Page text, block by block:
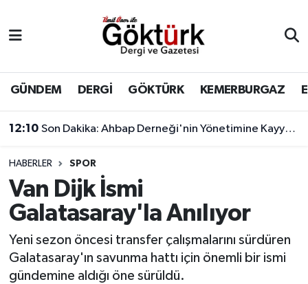
GÜNDEM DERGİ GÖKTÜRK KEMERBURGAZ
12:10 Son Dakika: Ahbap Derneği'nin Yönetimine Kayyum Atandı
HABERLER SPOR
Van Dijk İsmi
Galatasaray'la Anılıyor
Yeni sezon öncesi transfer çalışmalarını sürdüren
Galatasaray'ın savunma hattı için önemli bir ismi
gündemine aldığı öne sürüldü.
BİLİM
DERGİ
DÜNYA
EĞİTİM
GÖKTÜRK
Eyüpsultan Hava Durumu
Eyüpsultan Trafik Yoğunluk Haritası
Süper Lig Puan Durumu ve Fikstür
Tüm Manşetler
Son Dakika Haberleri